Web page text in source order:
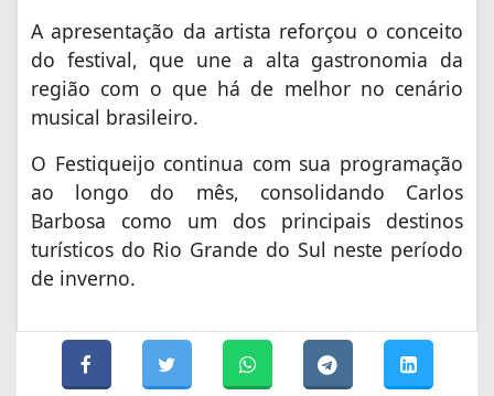
A apresentação da artista reforçou o conceito
do festival, que une a alta gastronomia da
região com o que há de melhor no cenário
musical brasileiro.
O Festiqueijo continua com sua programação
ao longo do mês, consolidando Carlos
Barbosa como um dos principais destinos
turísticos do Rio Grande do Sul neste período
de inverno.